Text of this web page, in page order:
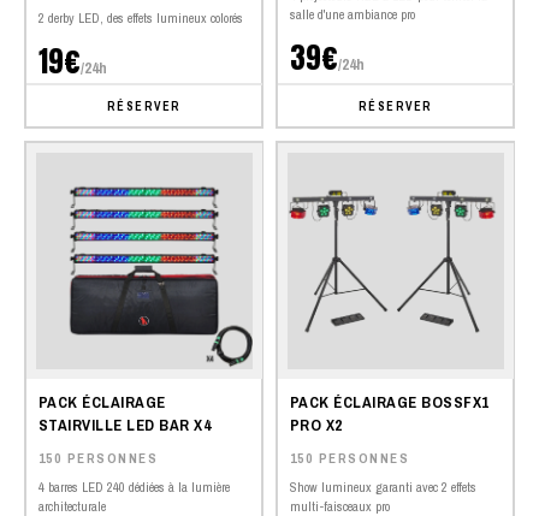
2 derby LED, des effets lumineux colorés
19€/24h
RÉSERVER
salle d'une ambiance pro
39€/24h
RÉSERVER
PACK ÉCLAIRAGE
STAIRVILLE LED BAR X4
150 PERSONNES
4 barres LED 240 dédiées à la lumière
architecturale
PACK ÉCLAIRAGE BOSSFX1
PRO X2
150 PERSONNES
Show lumineux garanti avec 2 effets
multi-faisceaux pro